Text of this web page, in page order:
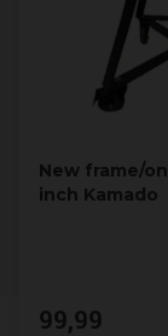
New frame/
inch Kamado
99,99